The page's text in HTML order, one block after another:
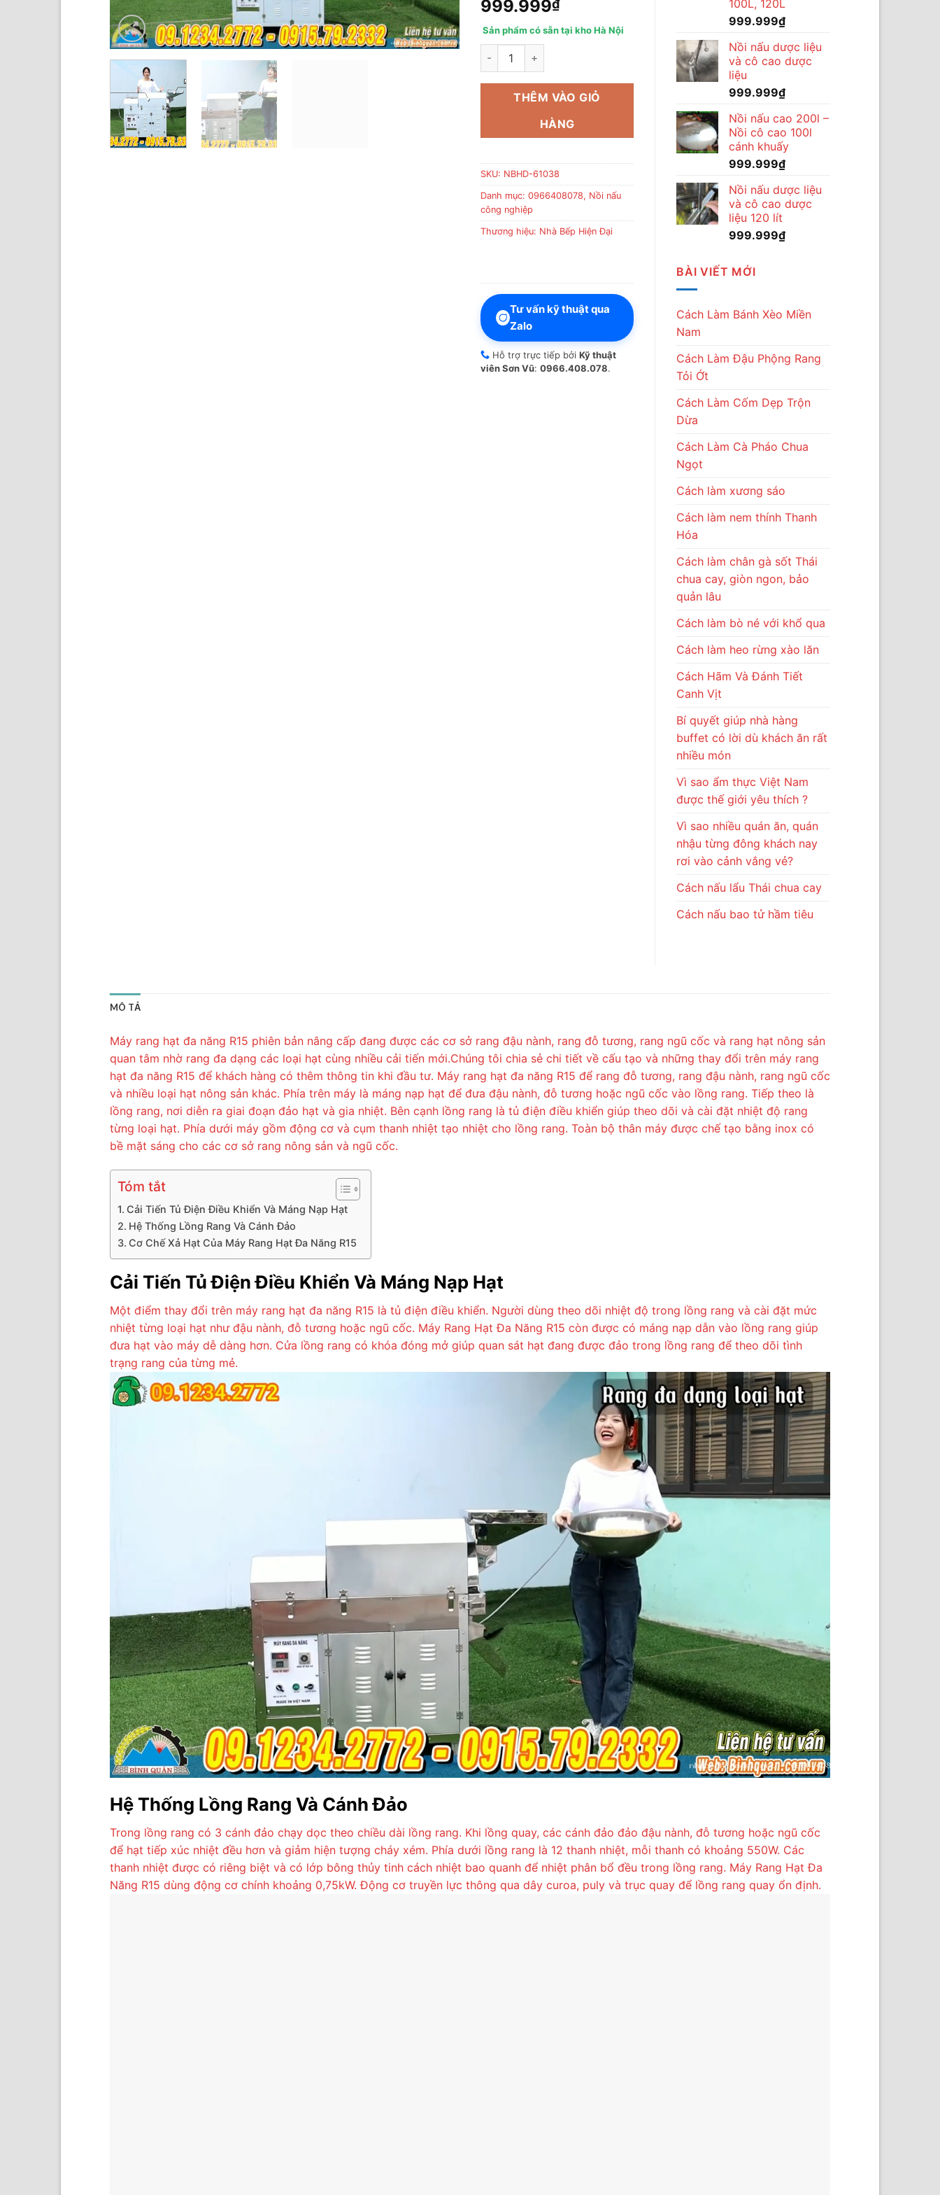
999.999₫
Sản phẩm có sẵn tại kho Hà Nội
Máy Rang Hạt Đa Năng R15 Bình Quân Phiên Bản Nâng Cấp số lượng
THÊM VÀO GIỎ
HÀNG
SKU: NBHD-61038
Danh mục: 0966408078, Nồi nấu
công nghiệp
Thương hiệu: Nhà Bếp Hiện Đại
Tư vấn kỹ thuật qua
Zalo
Hỗ trợ trực tiếp bởi Kỹ thuật
viên Sơn Vũ: 0966.408.078.
100L, 120L
999.999₫
Nồi nấu dược liệu
và cô cao dược
liệu
999.999₫
Nồi nấu cao 200l –
Nồi cô cao 100l
cánh khuấy
999.999₫
Nồi nấu dược liệu
và cô cao dược
liệu 120 lít
999.999₫
BÀI VIẾT MỚI
Cách Làm Bánh Xèo Miền
Nam
Cách Làm Đậu Phộng Rang
Tỏi Ớt
Cách Làm Cốm Dẹp Trộn
Dừa
Cách Làm Cà Pháo Chua
Ngọt
Cách làm xương sáo
Cách làm nem thính Thanh
Hóa
Cách làm chân gà sốt Thái
chua cay, giòn ngon, bảo
quản lâu
Cách làm bò né với khổ qua
Cách làm heo rừng xào lăn
Cách Hãm Và Đánh Tiết
Canh Vịt
Bí quyết giúp nhà hàng
buffet có lời dù khách ăn rất
nhiều món
Vì sao ẩm thực Việt Nam
được thế giới yêu thích ?
Vì sao nhiều quán ăn, quán
nhậu từng đông khách nay
rơi vào cảnh vắng vẻ?
Cách nấu lẩu Thái chua cay
Cách nấu bao tử hầm tiêu
MÔ TẢ
Máy rang hạt đa năng R15 phiên bản nâng cấp đang được các cơ sở rang đậu nành, rang đỗ tương, rang ngũ cốc và rang hạt nông sản
quan tâm nhờ rang đa dạng các loại hạt cùng nhiều cải tiến mới.Chúng tôi chia sẻ chi tiết về cấu tạo và những thay đổi trên máy rang
hạt đa năng R15 để khách hàng có thêm thông tin khi đầu tư. Máy rang hạt đa năng R15 để rang đỗ tương, rang đậu nành, rang ngũ cốc
và nhiều loại hạt nông sản khác. Phía trên máy là máng nạp hạt để đưa đậu nành, đỗ tương hoặc ngũ cốc vào lồng rang. Tiếp theo là
lồng rang, nơi diễn ra giai đoạn đảo hạt và gia nhiệt. Bên cạnh lồng rang là tủ điện điều khiển giúp theo dõi và cài đặt nhiệt độ rang
từng loại hạt. Phía dưới máy gồm động cơ và cụm thanh nhiệt tạo nhiệt cho lồng rang. Toàn bộ thân máy được chế tạo bằng inox có
bề mặt sáng cho các cơ sở rang nông sản và ngũ cốc.
Tóm tắt
Cải Tiến Tủ Điện Điều Khiển Và Máng Nạp Hạt
Hệ Thống Lồng Rang Và Cánh Đảo
Cơ Chế Xả Hạt Của Máy Rang Hạt Đa Năng R15
Cải Tiến Tủ Điện Điều Khiển Và Máng Nạp Hạt
Một điểm thay đổi trên máy rang hạt đa năng R15 là tủ điện điều khiển. Người dùng theo dõi nhiệt độ trong lồng rang và cài đặt mức
nhiệt từng loại hạt như đậu nành, đỗ tương hoặc ngũ cốc. Máy Rang Hạt Đa Năng R15 còn được có máng nạp dẫn vào lồng rang giúp
đưa hạt vào máy dễ dàng hơn. Cửa lồng rang có khóa đóng mở giúp quan sát hạt đang được đảo trong lồng rang để theo dõi tình
trạng rang của từng mẻ.
Hệ Thống Lồng Rang Và Cánh Đảo
Trong lồng rang có 3 cánh đảo chạy dọc theo chiều dài lồng rang. Khi lồng quay, các cánh đảo đảo đậu nành, đỗ tương hoặc ngũ cốc
để hạt tiếp xúc nhiệt đều hơn và giảm hiện tượng cháy xém. Phía dưới lồng rang là 12 thanh nhiệt, mỗi thanh có khoảng 550W. Các
thanh nhiệt được có riêng biệt và có lớp bông thủy tinh cách nhiệt bao quanh để nhiệt phân bổ đều trong lồng rang. Máy Rang Hạt Đa
Năng R15 dùng động cơ chính khoảng 0,75kW. Động cơ truyền lực thông qua dây curoa, puly và trục quay để lồng rang quay ổn định.